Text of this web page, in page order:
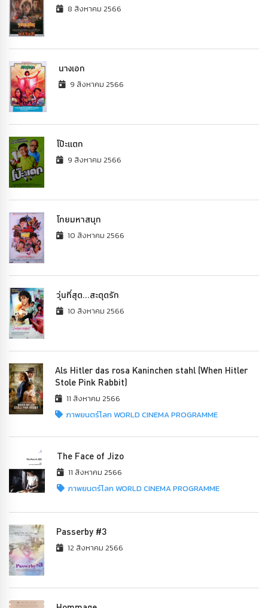
8 สิงหาคม 2566
นางเอก
9 สิงหาคม 2566
โป๊ะแตก
9 สิงหาคม 2566
โกยมหาสนุก
10 สิงหาคม 2566
วุ่นที่สุด...สะดุดรัก
10 สิงหาคม 2566
Als Hitler das rosa Kaninchen stahl (When Hitler
Stole Pink Rabbit)
11 สิงหาคม 2566
ภาพยนตร์โลก WORLD CINEMA PROGRAMME
The Face of Jizo
11 สิงหาคม 2566
ภาพยนตร์โลก WORLD CINEMA PROGRAMME
Passerby #3
12 สิงหาคม 2566